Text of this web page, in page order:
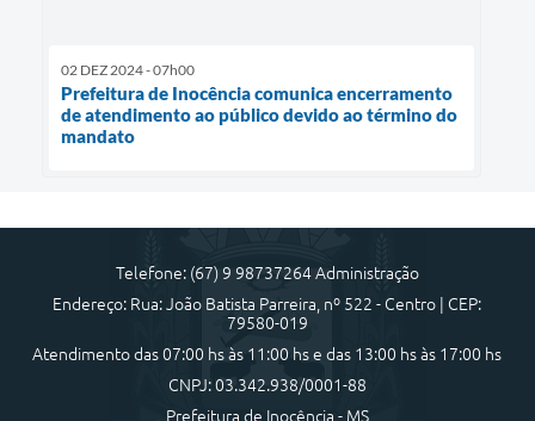
02 DEZ 2024 - 07h00
Prefeitura de Inocência comunica encerramento
de atendimento ao público devido ao término do
mandato
Telefone: (67) 9 98737264 Administração
Endereço: Rua: João Batista Parreira, nº 522 - Centro | CEP:
79580-019
Atendimento das 07:00 hs às 11:00 hs e das 13:00 hs às 17:00 hs
CNPJ: 03.342.938/0001-88
Prefeitura de Inocência - MS